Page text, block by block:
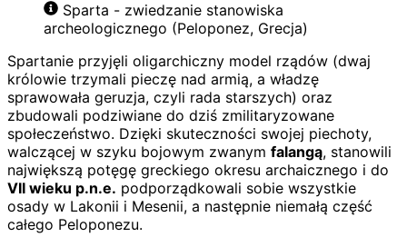
Sparta - zwiedzanie stanowiska
archeologicznego (Peloponez, Grecja)
Spartanie przyjęli oligarchiczny model rządów (dwaj
królowie trzymali pieczę nad armią, a władzę
sprawowała geruzja, czyli rada starszych) oraz
zbudowali podziwiane do dziś zmilitaryzowane
społeczeństwo. Dzięki skuteczności swojej piechoty,
walczącej w szyku bojowym zwanym falangą, stanowili
największą potęgę greckiego okresu archaicznego i do
VII wieku p.n.e. podporządkowali sobie wszystkie
osady w Lakonii i Mesenii, a następnie niemałą część
całego Peloponezu.